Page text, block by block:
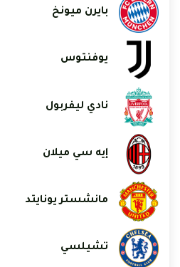
بايرن ميونخ
يوفنتوس
نادي ليفربول
إيه سي ميلان
مانشستر يونايتد
تشيلسي